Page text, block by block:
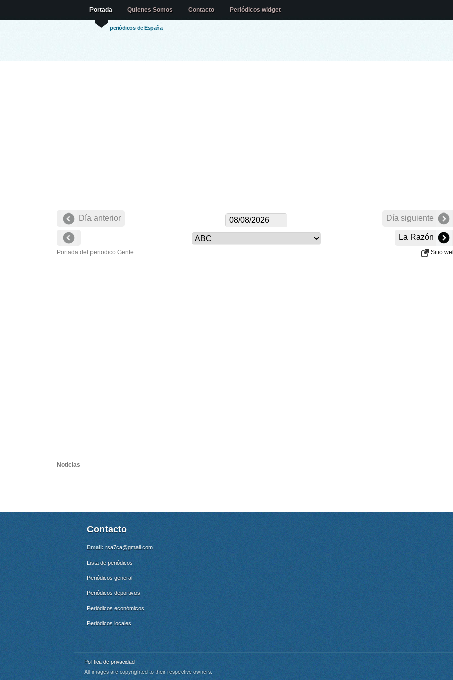
periódicos de España
Portada Quienes Somos Contacto Periódicos widget
Día anterior Día siguiente
La Razón
Portada del periodico Gente: Sitio
Noticias
Contacto
Email: rsa7ca@gmail.com
Lista de periódicos
Periódicos general
Periódicos deportivos
Periódicos económicos
Periódicos locales
Política de privacidad
All images are copyrighted to their respective owners.